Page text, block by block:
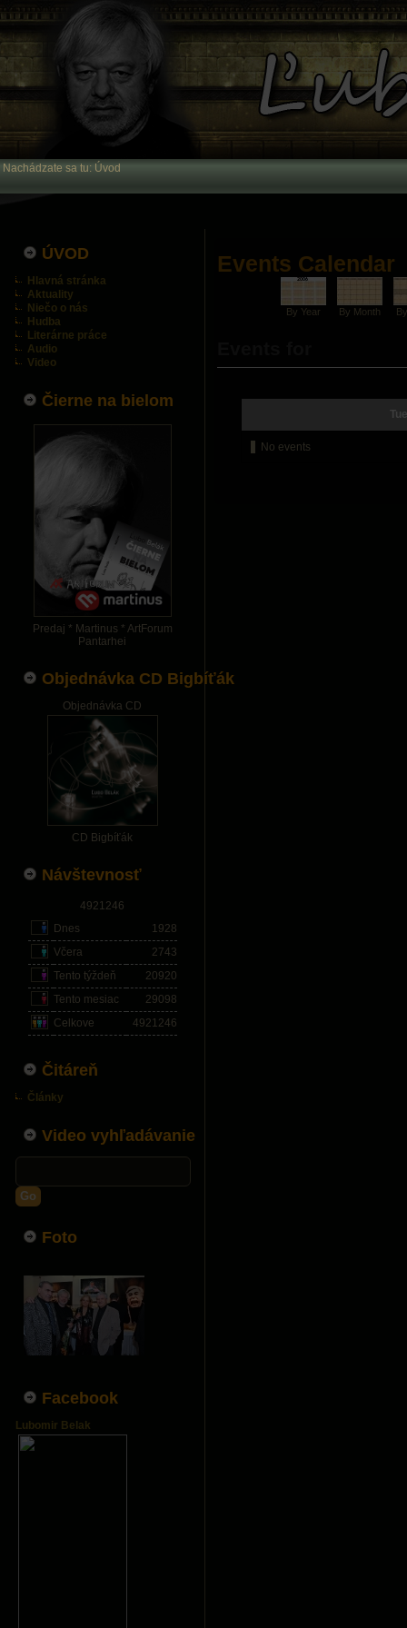
Nachádzate sa tu: Úvod
ÚVOD
Hlavná stránka
Aktuality
Niečo o nás
Hudba
Literárne práce
Audio
Video
Čierne na bielom
Predaj * Martinus * ArtForum
Pantarhei
Objednávka CD Bigbíťák
Objednávka CD
CD Bigbíťák
Návštevnosť
4921246
Dnes
1928
Včera
2743
Tento týždeň
20920
Tento mesiac
29098
Celkove
4921246
Čitáreň
Články
Video vyhľadávanie
Go
Foto
Facebook
Lubomir Belak
Events Calendar
By Year By Month
No events